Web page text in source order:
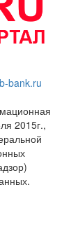
bank.ru
2015г.,